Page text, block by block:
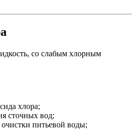
со слабым хлорным
хлора;
сточных вод;
питьевой воды;